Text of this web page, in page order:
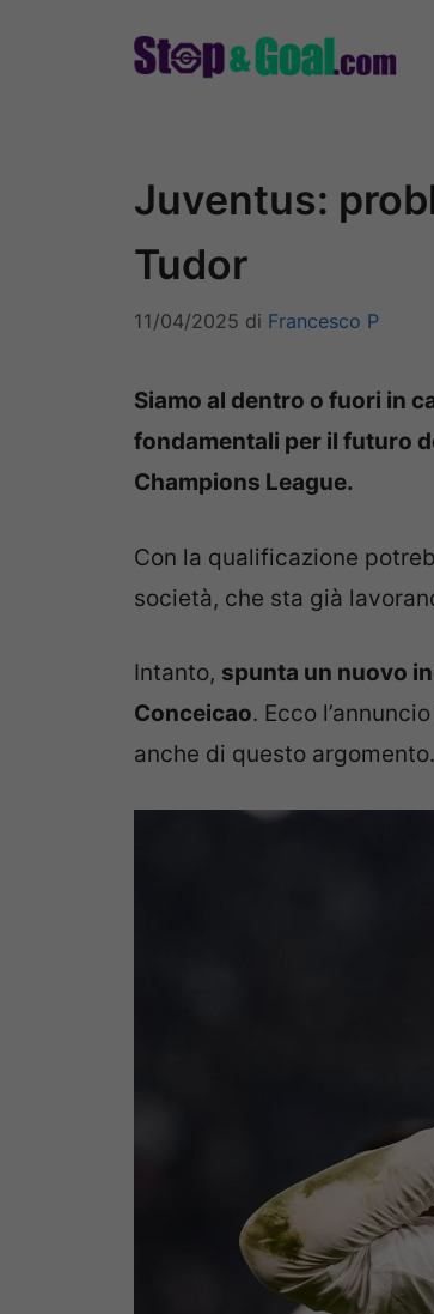
Juventus:
Tudor
11/04/2025 di Francesco P
Siamo al dentro o fuori in
fondamentali per il futuro
Champions League.
Con la qualificazione
società, che sta già
Intanto, spunta un nuovo
Conceicao. Ecco
anche di questo argomento.